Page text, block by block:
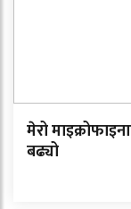
मेरो
बढ्यो